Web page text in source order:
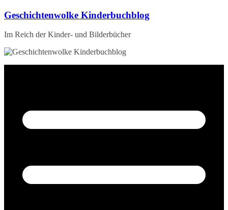
Zum
springen
Geschichtenwolke Kinderbuchblog
Im Reich der Kinder- und Bilderbücher